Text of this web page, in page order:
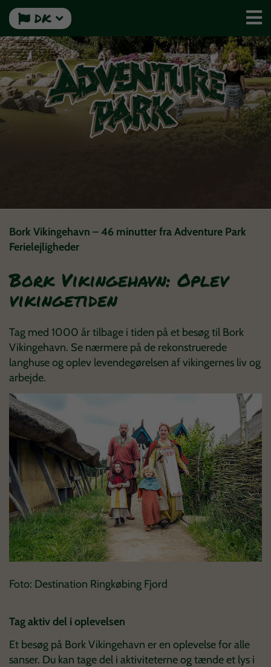
DK
Bork Vikingehavn – 46 minutter fra Adventure Park
Ferielejligheder
Bork Vikingehavn: Oplev
vikingetiden
Tag med 1000 år tilbage i tiden på et besøg til Bork
Vikingehavn. Se nærmere på de rekonstruerede
langhuse og oplev levendegørelsen af vikingernes liv og
arbejde.
Foto: Destination Ringkøbing Fjord
Tag aktiv del i oplevelsen
Et besøg på Bork Vikingehavn er en oplevelse for alle
sanser. Du kan tage del i aktiviteterne og tænde et lys i